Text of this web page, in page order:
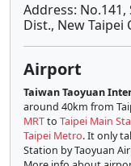
Address: No.141,
Dist., New Taipei
Airport
Taiwan Taoyuan
around 40km from
MRTto Taipei Main
Taipei Metro. It only
Station by Taoyuan